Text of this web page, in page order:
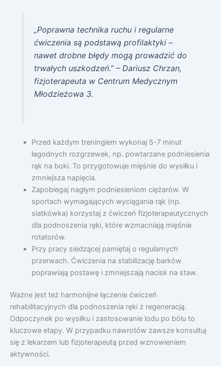
„Poprawna technika ruchu i regularne
ćwiczenia są podstawą profilaktyki –
nawet drobne błędy mogą prowadzić do
trwałych uszkodzeń.” – Dariusz Chrzan,
fizjoterapeuta w Centrum Medycznym
Młodzieżowa 3.
Przed każdym treningiem wykonaj 5-7 minut
łagodnych rozgrzewek, np. powtarzane podniesienia
rąk na boki. To przygotowuje mięśnie do wysiłku i
zmniejsza napięcia.
Zapobiegaj nagłym podniesieniom ciężarów. W
sportach wymagających wyciągania rąk (np.
siatkówka) korzystaj z ćwiczeń fizjoterapeutycznych
dla podnoszenia ręki, które wzmacniają mięśnie
rotatorów.
Przy pracy siedzącej pamiętaj o regularnych
przerwach. Ćwiczenia na stabilizację barków
poprawiają postawę i zmniejszają nacisk na staw.
Ważne jest też harmonijne łączenie ćwiczeń
rehabilitacyjnych dla podnoszenia ręki z regeneracją.
Odpoczynek po wysiłku i zastosowanie lodu po bólu to
kluczowe etapy. W przypadku nawrotów zawsze konsultuj
się z lekarzem lub fizjoterapeutą przed wznowieniem
aktywności.